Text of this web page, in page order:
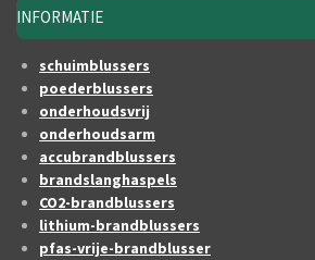
INFORMATIE
schuimblussers
poederblussers
onderhoudsvrij
onderhoudsarm
accubrandblussers
brandslanghaspels
CO2-brandblussers
lithium-brandblussers
pfas-vrije-brandblusser